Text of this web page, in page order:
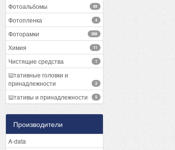
Фотоальбомы 69
Фотопленка 4
Фоторамки 288
Химия 11
Чистящие средства 1
Штативные головки и
принадлежности
2
Штативы и принадлежности 5
Производители
A-data